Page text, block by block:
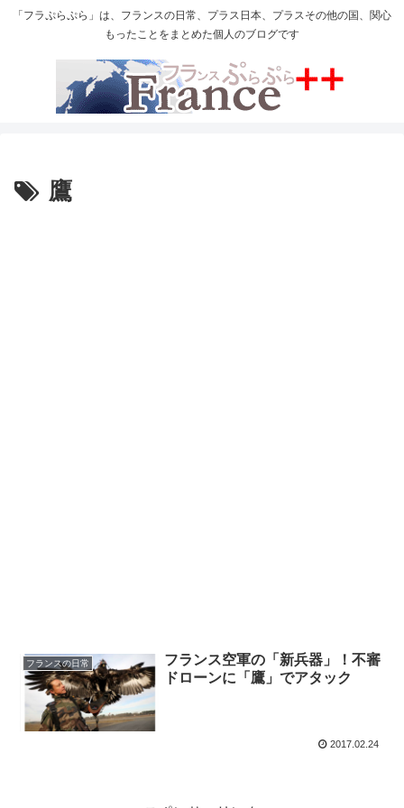
「フラぷらぷら」は、フランスの日常、プラス日本、プラスその他の国、関心
もったことをまとめた個人のブログです
鷹
フランスの日常
フランス空軍の「新兵器」！不審
ドローンに「鷹」でアタック
2017.02.24